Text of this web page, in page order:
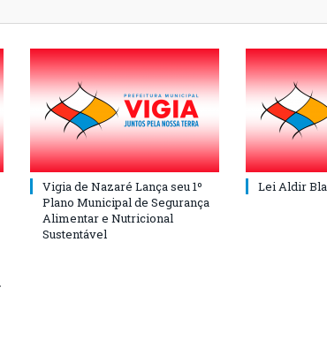
Vigia de Nazaré Lança seu 1º
Plano Municipal de Segurança
Alimentar e Nutricional
Sustentável
Lei Aldir